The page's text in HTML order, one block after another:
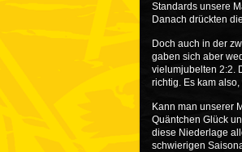
Standards unsere
Danach drückten
Doch auch in der
gaben sich aber
vielumjubelten 2:2.
richtig. Es kam
Kann man unserer
Quäntchen Glück
diese Niederlage
schwierigen